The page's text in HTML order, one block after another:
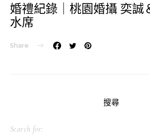
婚禮紀錄｜桃園婚攝 奕誠
水席
Share
搜尋
Search for: